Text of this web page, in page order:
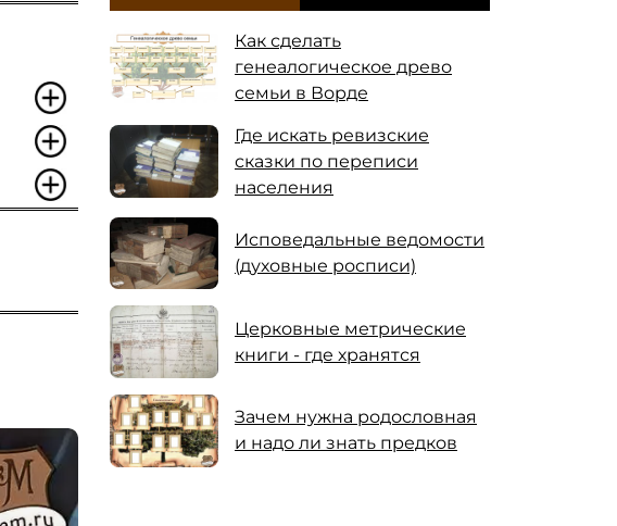
Как сделать
генеалогическое древо
семьи в Ворде
Где искать ревизские
сказки по переписи
населения
Исповедальные ведомости
(духовные росписи)
Церковные метрические
книги - где хранятся
Зачем нужна родословная
и надо ли знать предков